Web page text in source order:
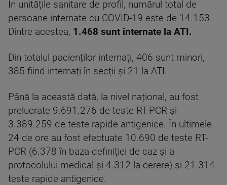
În unitățile sanitare de profil, numărul total de
persoane internate cu COVID-19 este de 14.153.
Dintre acestea, 1.468 sunt internate la ATI.
Din totalul pacienților internați, 406 sunt minori,
385 fiind internați în secții și 21 la ATI.
Până la această dată, la nivel național, au fost
prelucrate 9.691.276 de teste RT-PCR și
3.389.259 de teste rapide antigenice. În ultimele
24 de ore au fost efectuate 10.690 de teste RT-
PCR (6.378 în baza definiției de caz și a
protocolului medical și 4.312 la cerere) și 21.314
teste rapide antigenice.